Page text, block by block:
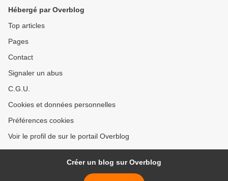
Hébergé par Overblog
Top articles
Pages
Contact
Signaler un abus
C.G.U.
Cookies et données personnelles
Préférences cookies
Voir le profil de sur le portail Overblog
Créer un blog sur Overblog